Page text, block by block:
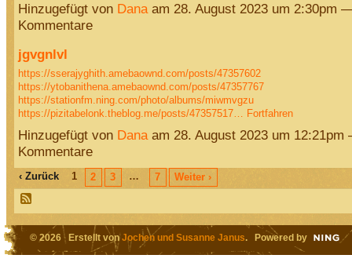
Hinzugefügt von Danaam 28. August 2023 um 2:30pm
Kommentare
jgvgnlvl
https://sserajyghith.amebaownd.com/posts/47357602
https://ytobanithena.amebaownd.com/posts/47357767
https://stationfm.ning.com/photo/albums/miwmvgzu
https://pizitabelonk.theblog.me/posts/47357517…
Fortfahren
Hinzugefügt von Danaam 28. August 2023 um 12:21pm
Kommentare
‹ Zurück 1 2 3 … 7 Weiter ›
© 2026 Erstellt vonJochen und Susanne Janus. Powered by